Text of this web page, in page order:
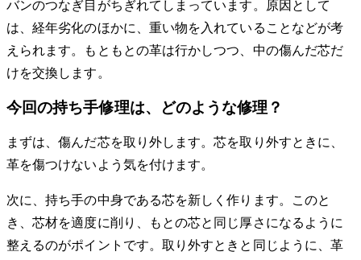
バンのつなぎ目がちぎれてしまっています。原因として
は、経年劣化のほかに、重い物を入れていることなどが考
えられます。もともとの革は行かしつつ、中の傷んだ芯だ
けを交換します。
今回の持ち手修理は、どのような修理？
まずは、傷んだ芯を取り外します。芯を取り外すときに、
革を傷つけないよう気を付けます。
次に、持ち手の中身である芯を新しく作ります。このと
き、芯材を適度に削り、もとの芯と同じ厚さになるように
整えるのがポイントです。取り外すときと同じように、革